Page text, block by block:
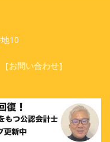
10
お問い合わせ］